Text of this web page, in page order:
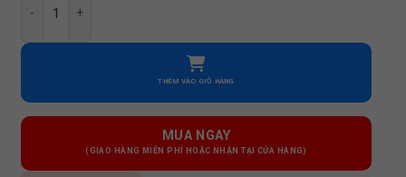
THÊM VÀO GIỎ HÀNG
MUA NGAY